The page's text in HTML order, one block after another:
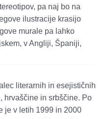
pa naj bo na
ilustracije krasijo
murale pa lahko
v Angliji, Španiji,
literarnih in esejističnih
hrvaščine in srbščine. Po
je v letih 1999 in 2000